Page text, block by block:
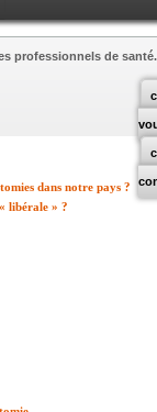
professionnels de santé.
dans notre pays ?
libérale » ?